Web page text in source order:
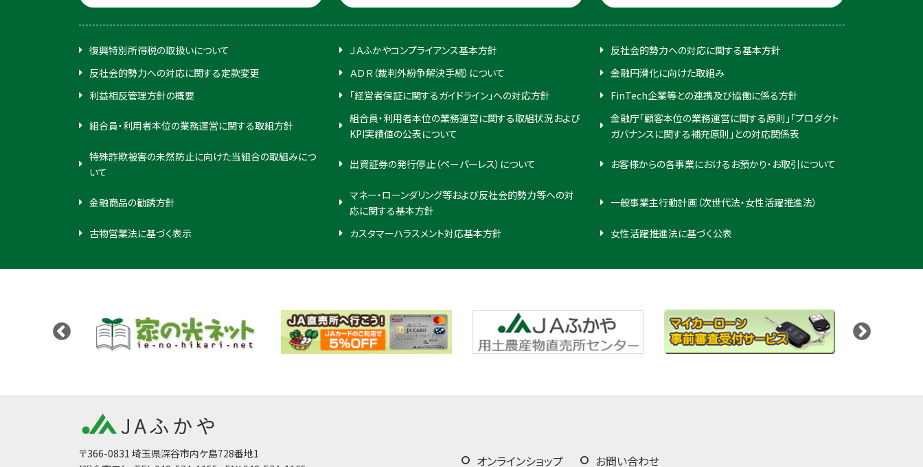
復興特別所得税の取扱いについて ＪＡふかやコンプライアンス基本方針
反社会的勢力への対応に関する基本方針
反社会的勢力への対応に関する定款変更
ＡＤＲ（裁判外紛争解決手続）について
金融円滑化に向けた取組み
利益相反管理方針の概要
「経営者保証に関するガイドライン」への対応方針 FinTech企業等との連携及び協働に係る方針
組合員・利用者本位の業務運営に関する取組方針
組合員・利用者本位の業務運営に関する取組状況および
KPI実績値の公表について
金融庁「顧客本位の業務運営に関する原則」「プロダクト
ガバナンスに関する補充原則」との対応関係表
特殊詐欺被害の未然防止に向けた当組合の取組みにつ
いて
出資証券の発行停止（ペーパーレス）について お客様からの各事業におけるお預かり・お取引について
金融商品の勧誘方針
マネー・ローンダリング等および反社会的勢力等への対
応に関する基本方針
一般事業主行動計画（次世代法・女性活躍推進法）
古物営業法に基づく表示 カスタマーハラスメント対応基本方針 女性活躍推進法に基づく公表
〒366-0831 埼玉県深谷市内ケ島728番地1
オンラインショップ お問い合わせ